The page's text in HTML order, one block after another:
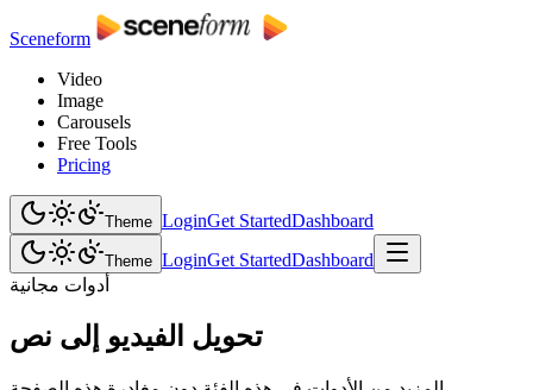
Sceneform
Video
Image
Carousels
Free Tools
Pricing
Theme LoginGet StartedDashboard
Theme LoginGet StartedDashboard
أدوات مجانية
تحويل الفيديو إلى نص